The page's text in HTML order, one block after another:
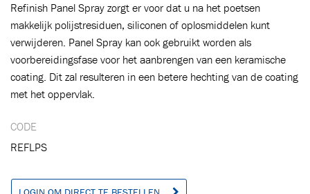
Refinish Panel Spray zorgt er voor dat u na het poetsen
makkelijk polijstresiduen, siliconen of oplosmiddelen kunt
verwijderen. Panel Spray kan ook gebruikt worden als
voorbereidingsfase voor het aanbrengen van een keramische
coating. Dit zal resulteren in een betere hechting van de coating
met het oppervlak.
CODE
REFLPS
Toegevoegd aan winkelwagen